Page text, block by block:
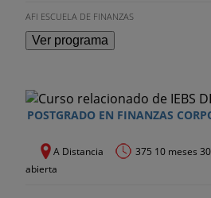
AFI ESCUELA DE FINANZAS
Ver programa
POSTGRADO EN FINANZAS
A Distancia 375 10 meses 30
abierta